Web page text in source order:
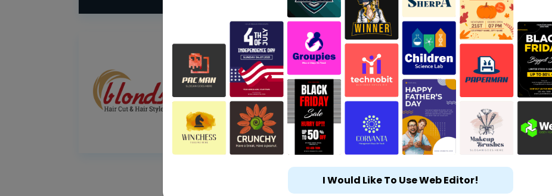
I Would Like To Use Web Editor!